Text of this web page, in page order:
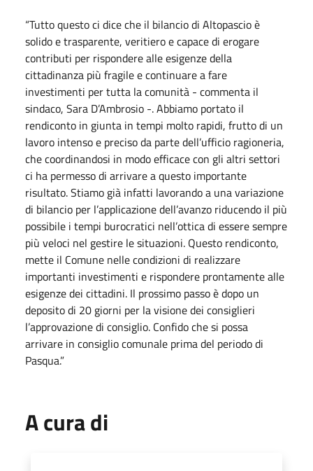
“Tutto questo ci dice che il bilancio di Altopascio è
solido e trasparente, veritiero e capace di erogare
contributi per rispondere alle esigenze della
cittadinanza più fragile e continuare a fare
investimenti per tutta la comunità - commenta il
sindaco, Sara D’Ambrosio -. Abbiamo portato il
rendiconto in giunta in tempi molto rapidi, frutto di un
lavoro intenso e preciso da parte dell’ufficio ragioneria,
che coordinandosi in modo efficace con gli altri settori
ci ha permesso di arrivare a questo importante
risultato. Stiamo già infatti lavorando a una variazione
di bilancio per l’applicazione dell’avanzo riducendo il più
possibile i tempi burocratici nell’ottica di essere sempre
più veloci nel gestire le situazioni. Questo rendiconto,
mette il Comune nelle condizioni di realizzare
importanti investimenti e rispondere prontamente alle
esigenze dei cittadini. Il prossimo passo è dopo un
deposito di 20 giorni per la visione dei consiglieri
l’approvazione di consiglio. Confido che si possa
arrivare in consiglio comunale prima del periodo di
Pasqua.”
A cura di